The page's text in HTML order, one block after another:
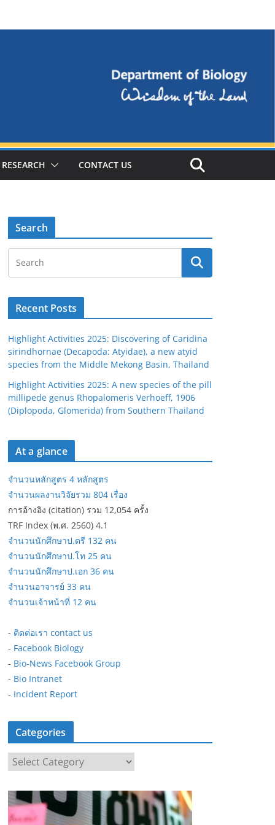
RESEARCH CONTACT US
Search
Recent Posts
Highlight Activities 2025: Discovering of Caridina
sirindhornae (Decapoda: Atyidae), a new atyid
species from the Middle Mekong Basin, Thailand
Highlight Activities 2025: A new species of the pill
millipede genus Rhopalomeris Verhoeff, 1906
(Diplopoda, Glomerida) from Southern Thailand
At a glance
จำนวนหลักสูตร 4 หลักสูตร
จำนวนผลงานวิจัยรวม 804 เรื่อง
การอ้างอิง (citation) รวม 12,054 ครั้ง
TRF Index (พ.ศ. 2560) 4.1
จำนวนนักศึกษาป.ตรี 132 คน
จำนวนนักศึกษาป.โท 25 คน
จำนวนนักศึกษาป.เอก 36 คน
จำนวนอาจารย์ 33 คน
จำนวนเจ้าหน้าที่ 12 คน
- ติดต่อเรา contact us
- Facebook Biology
- Bio-News Facebook Group
- Bio Intranet
- Incident Report
Categories
a
t
e
g